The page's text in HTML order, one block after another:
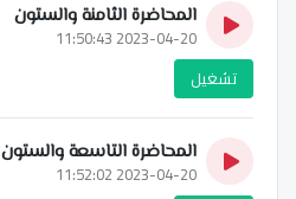
المحاضرة الثامنة والستون
2023-04-20 11:50:43
تشغيل
المحاضرة التاسعة والستون
2023-04-20 11:52:02